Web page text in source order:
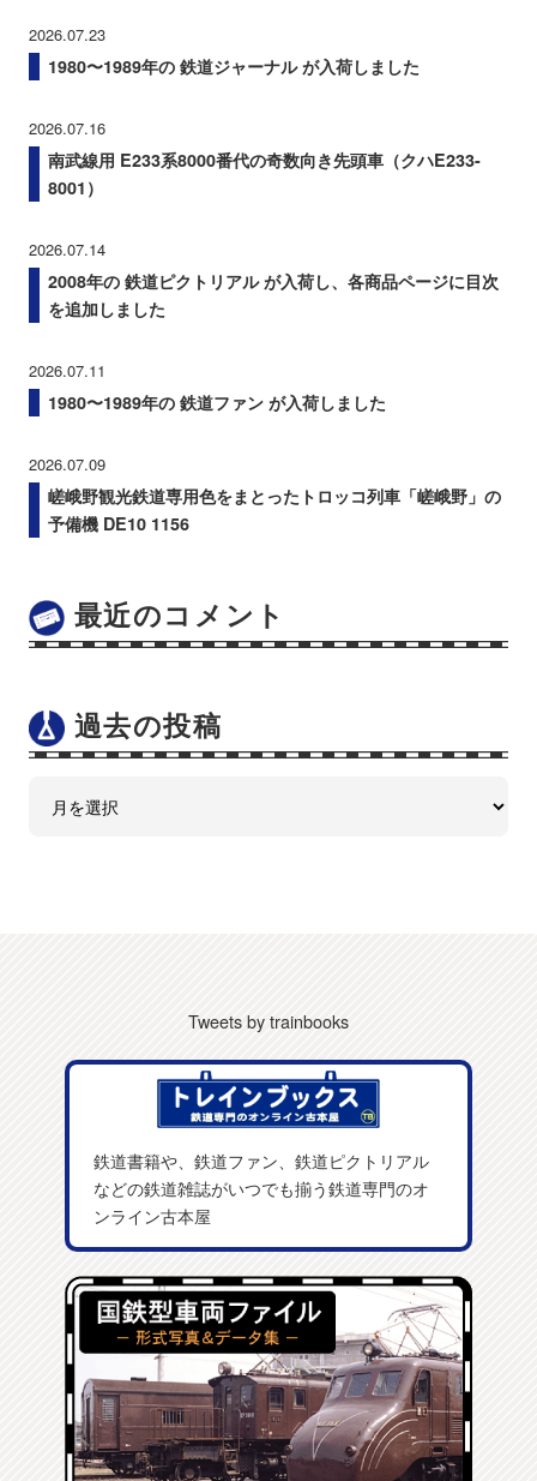
2026.07.23
1980〜1989年の 鉄道ジャーナル が入荷しました
2026.07.16
南武線用 E233系8000番代の奇数向き先頭車（クハE233-
8001）
2026.07.14
2008年の 鉄道ピクトリアル が入荷し、各商品ページに目次
を追加しました
2026.07.11
1980〜1989年の 鉄道ファン が入荷しました
2026.07.09
嵯峨野観光鉄道専用色をまとったトロッコ列車「嵯峨野」の
予備機 DE10 1156
最近のコメント
過去の投稿
Tweets by trainbooks
鉄道書籍や、鉄道ファン、鉄道ピクトリアル
などの鉄道雑誌がいつでも揃う鉄道専門のオ
ンライン古本屋